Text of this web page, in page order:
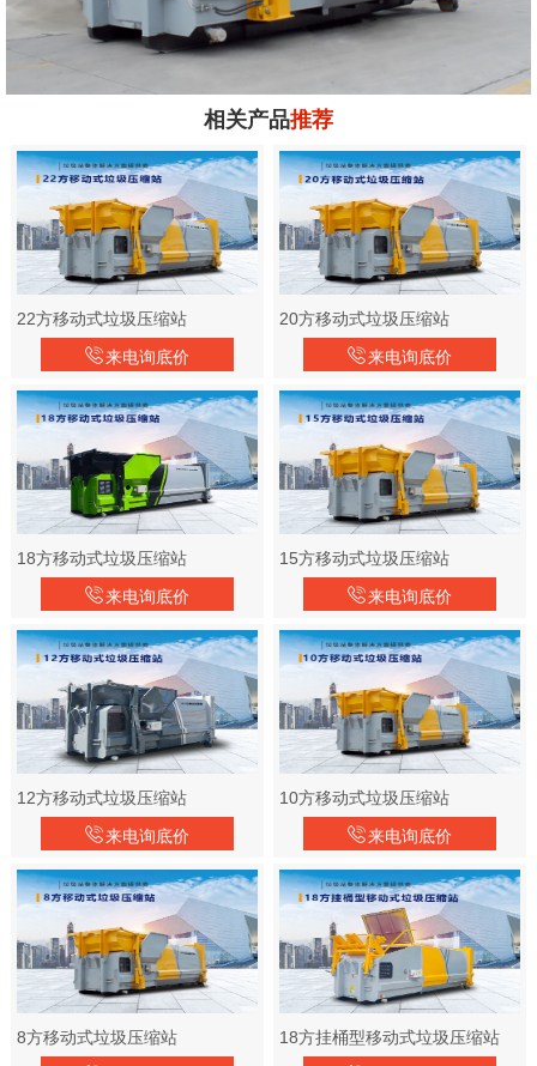
相关产品推荐
22方移动式垃圾压缩站
来电询底价
20方移动式垃圾压缩站
来电询底价
18方移动式垃圾压缩站
来电询底价
15方移动式垃圾压缩站
来电询底价
12方移动式垃圾压缩站
来电询底价
10方移动式垃圾压缩站
来电询底价
8方移动式垃圾压缩站
18方挂桶型移动式垃圾压缩站